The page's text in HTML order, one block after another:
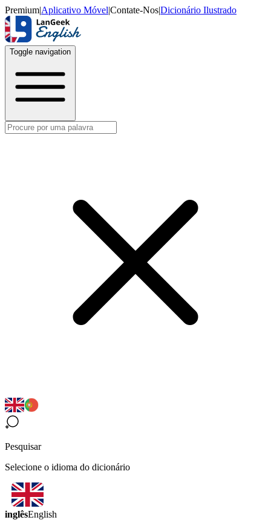
Premium|Aplicativo Móvel|Contate-Nos|Dicionário Ilustrado
Toggle navigation
Pesquisar
Selecione o idioma do dicionário
inglêsEnglish